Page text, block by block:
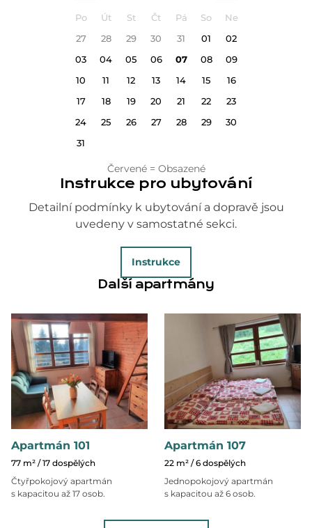
Po Út St Čt Pá So
Ne
27
28 29 30 31 01
02
03
04 05 06 07 08
09
10
11 12 13 14 15
16
17
18 19 20 21 22
23
24
25 26 27 28 29
30
31
Červené = Obsazené
Instrukce pro ubytování
Detailní podmínky k ubytování a dopravě jsou
uvedeny v samostatné sekci.
Instrukce
Další apartmány
Apartmán 101
77 m² / 17 dospělých
Čtyřpokojový apartmán
s kapacitou až 17 osob.
Apartmán 107
22 m² / 6 dospělých
Jednopokojový apartmán
s kapacitou až 6 osob.